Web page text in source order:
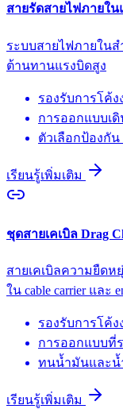
สายรัดสายไฟภายใ
ระบบสายไฟภายใน
ต้านทานแรงบิดสูง
รองรับการโค้
การออกแบบเ
ตัวเลือกป้องกัน
เรียนรู้เพิ่มเติม
ชุดสายเคเบิล Drag
สายเคเบิลความยืด
ใน cable carrier และ
รองรับการโค้
การออกแบบที่
ทนน้ำมันและน้
เรียนรู้เพิ่มเติม